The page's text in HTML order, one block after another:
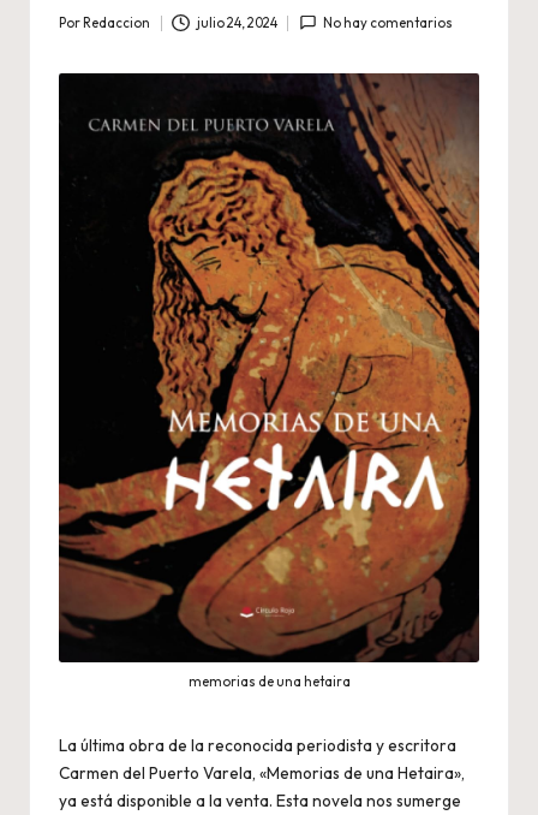
Por Redaccion julio 24, 2024 No hay comentarios
memorias de una hetaira
La última obra de la reconocida periodista y escritora
Carmen del Puerto Varela, «Memorias de una Hetaira»,
ya está disponible a la venta. Esta novela nos sumerge